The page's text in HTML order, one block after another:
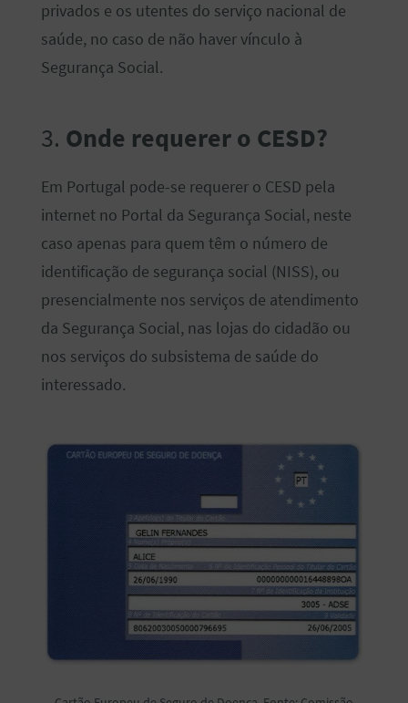
privados e os utentes do serviço nacional de
saúde, no caso de não haver vínculo à
Segurança Social.
3. Onde requerer o CESD?
Em Portugal pode-se requerer o CESD pela
internet no Portal da Segurança Social, neste
caso apenas para quem têm o número de
identificação de segurança social (NISS), ou
presencialmente nos serviços de atendimento
da Segurança Social, nas lojas do cidadão ou
nos serviços do subsistema de saúde do
interessado.